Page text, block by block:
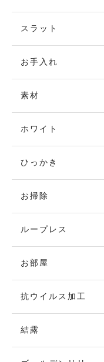
スラット
お手入れ
素材
ホワイト
ひっかき
お掃除
ループレス
お部屋
抗ウイルス加工
結露